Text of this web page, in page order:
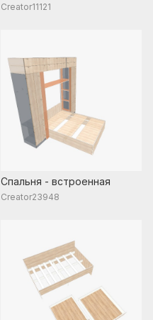
Creator11121
Спальня - встроенная
Creator23948